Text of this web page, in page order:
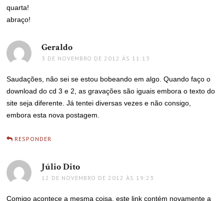
quarta!
abraço!
Geraldo
3 DE NOVEMBRO DE 2012 ÀS 11:13
Saudações, não sei se estou bobeando em algo. Quando faço o
download do cd 3 e 2, as gravações são iguais embora o texto do
site seja diferente. Já tentei diversas vezes e não consigo,
embora esta nova postagem.
RESPONDER
Júlio Dito
12 DE NOVEMBRO DE 2012 ÀS 19:23
Comigo acontece a mesma coisa. este link contém novamente a